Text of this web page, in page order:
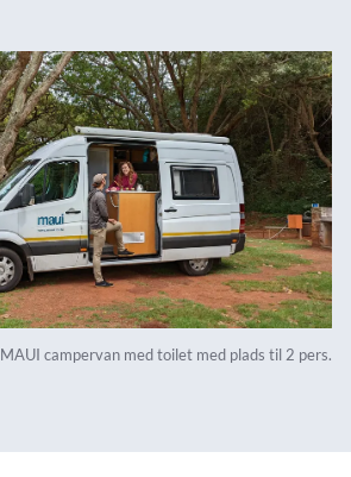
MAUI campervan med toilet med plads til 2 pers.